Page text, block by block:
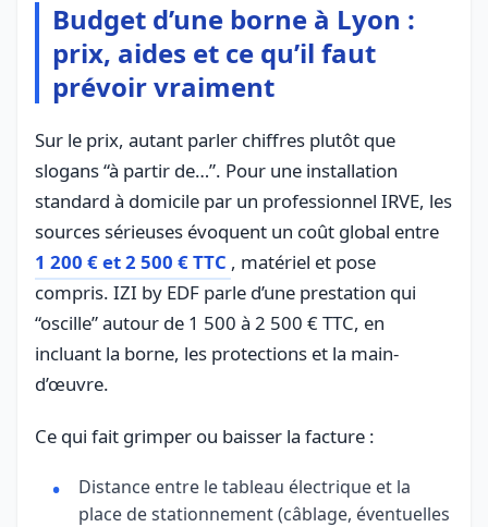
Budget d’une borne à Lyon :
prix, aides et ce qu’il faut
prévoir vraiment
Sur le prix, autant parler chiffres plutôt que
slogans “à partir de…”. Pour une installation
standard à domicile par un professionnel IRVE, les
sources sérieuses évoquent un coût global entre
1 200 € et 2 500 € TTC , matériel et pose
compris. IZI by EDF parle d’une prestation qui
“oscille” autour de 1 500 à 2 500 € TTC, en
incluant la borne, les protections et la main-
d’œuvre.
Ce qui fait grimper ou baisser la facture :
Distance entre le tableau électrique et la
place de stationnement (câblage, éventuelles